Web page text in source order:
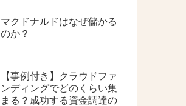
マクドナルドはなぜ儲かる
のか？
【事例付き】クラウドファ
ンディングでどのくらい集
まる？成功する資金調達の